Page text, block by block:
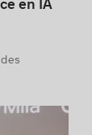
en IA